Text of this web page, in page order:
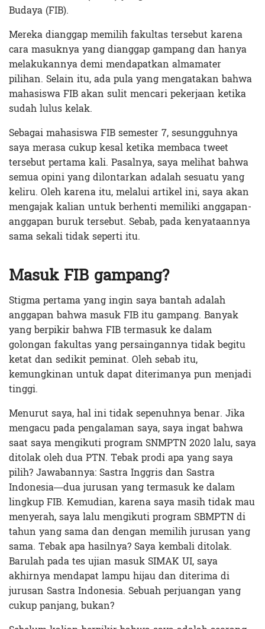
Budaya (FIB).
Mereka dianggap memilih fakultas tersebut karena
cara masuknya yang dianggap gampang dan hanya
melakukannya demi mendapatkan almamater
pilihan. Selain itu, ada pula yang mengatakan bahwa
mahasiswa FIB akan sulit mencari pekerjaan ketika
sudah lulus kelak.
Sebagai mahasiswa FIB semester 7, sesungguhnya
saya merasa cukup kesal ketika membaca tweet
tersebut pertama kali. Pasalnya, saya melihat bahwa
semua opini yang dilontarkan adalah sesuatu yang
keliru. Oleh karena itu, melalui artikel ini, saya akan
mengajak kalian untuk berhenti memiliki anggapan-
anggapan buruk tersebut. Sebab, pada kenyataannya
sama sekali tidak seperti itu.
Masuk FIB gampang?
Stigma pertama yang ingin saya bantah adalah
anggapan bahwa masuk FIB itu gampang. Banyak
yang berpikir bahwa FIB termasuk ke dalam
golongan fakultas yang persaingannya tidak begitu
ketat dan sedikit peminat. Oleh sebab itu,
kemungkinan untuk dapat diterimanya pun menjadi
tinggi.
Menurut saya, hal ini tidak sepenuhnya benar. Jika
mengacu pada pengalaman saya, saya ingat bahwa
saat saya mengikuti program SNMPTN 2020 lalu, saya
ditolak oleh dua PTN. Tebak prodi apa yang saya
pilih? Jawabannya: Sastra Inggris dan Sastra
Indonesia—dua jurusan yang termasuk ke dalam
lingkup FIB. Kemudian, karena saya masih tidak mau
menyerah, saya lalu mengikuti program SBMPTN di
tahun yang sama dan dengan memilih jurusan yang
sama. Tebak apa hasilnya? Saya kembali ditolak.
Barulah pada tes ujian masuk SIMAK UI, saya
akhirnya mendapat lampu hijau dan diterima di
jurusan Sastra Indonesia. Sebuah perjuangan yang
cukup panjang, bukan?